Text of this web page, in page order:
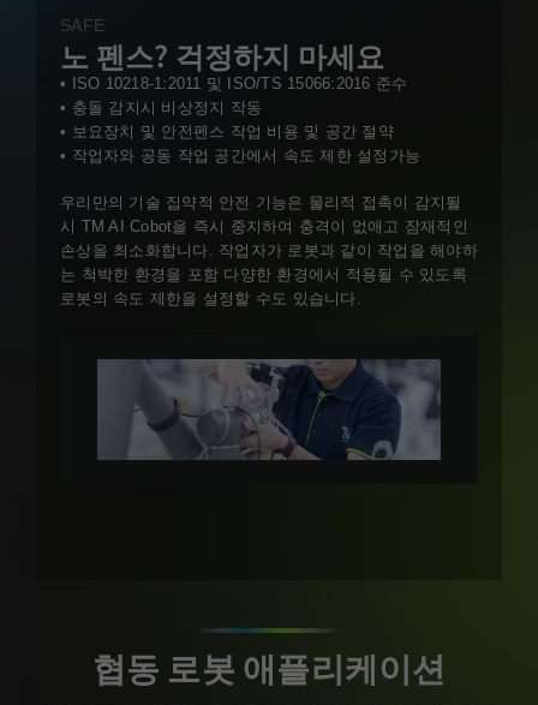
SAFE
노 펜스? 걱정하지 마세요
• ISO 10218-1:2011 및 ISO/TS 15066:2016 준수
• 충돌 감지시 비상정지 작동
• 보요장치 및 안전펜스 작업 비용 및 공간 절약
• 작업자와 공동 작업 공간에서 속도 제한 설정가능
우리만의 기술 집약적 안전 기능은 물리적 접촉이 감지될
시 TM AI Cobot을 즉시 중지하여 충격이 없애고 잠재적인
손상을 최소화합니다. 작업자가 로봇과 같이 작업을 해야하
는 척박한 환경을 포함 다양한 환경에서 적용될 수 있도록
로봇의 속도 제한을 설정할 수도 있습니다.
협동 로봇 애플리케이션